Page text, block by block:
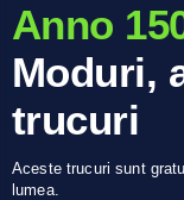
Anno
Moduri,
trucuri
Aceste trucuri sunt
lumea.